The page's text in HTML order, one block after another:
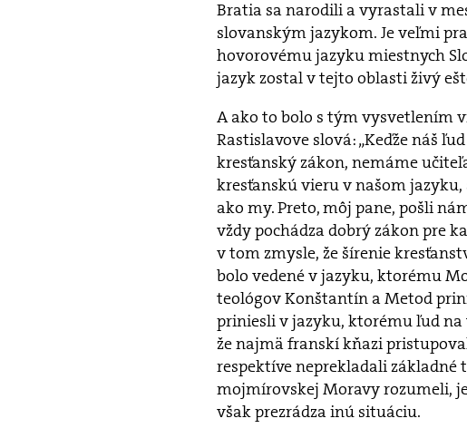
Bratia sa narodili a vyrastali v
slovanským jazykom. Je veľmi
hovorovému jazyku miestnych
jazyk zostal v tejto oblasti živý
A ako to bolo s tým vysvetlením
Rastislavove slová: „Keďže náš
kresťanský zákon, nemáme
kresťanskú vieru v našom
ako my. Preto, môj pane, pošli
vždy pochádza dobrý zákon pre
v tom zmysle, že šírenie
bolo vedené v jazyku, ktorému
teológov Konštantín a Metod
priniesli v jazyku, ktorému ľud
že najmä franskí kňazi
respektíve neprekladali
mojmírovskej Moravy rozumeli,
však prezrádza inú situáciu.